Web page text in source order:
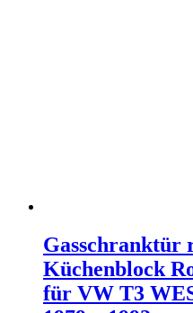
Gasschranktür
Küchenblock
für VW T3